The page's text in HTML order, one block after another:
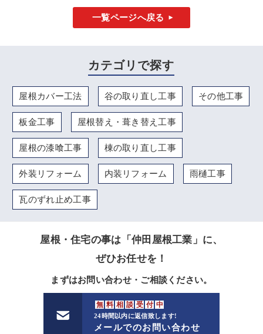
一覧ページへ戻る
カテゴリで探す
屋根カバー工法 谷の取り直し工事 その他工事
板金工事 屋根替え・葺き替え工事
屋根の漆喰工事 棟の取り直し工事
外装リフォーム 内装リフォーム 雨樋工事
瓦のずれ止め工事
屋根・住宅の事は「仲田屋根工業」に、
ぜひお任せを！
まずはお問い合わせ・ご相談ください。
無 料 相 談 受 付 中
24時間以内に返信致します!
メールでのお問い合わせ